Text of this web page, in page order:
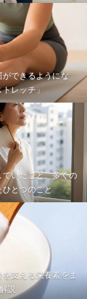
ができるようにな
レッチ」
いたこと。多くの
ひとつのこと
支える栄養素をま
説